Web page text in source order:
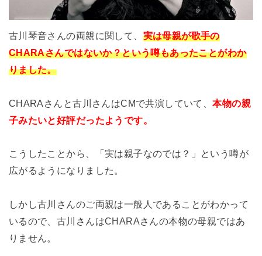
古川琴音さんの両親に関して、 実は母親が歌手の
CHARAさんではないか？という噂もあったことがわか
りました。
CHARAさんと古川さんはCMで共演していて、本物の親
子みたいと好評だったようです。
こうしたことから、「実は親子なのでは？」という噂が
広がるようになりました。
しかし古川さんのご両親は一般人であることがわかって
いるので、古川さんはCHARAさんの本物の母親ではあ
りません。